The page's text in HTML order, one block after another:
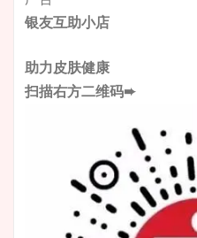
银友互助小店
助力皮肤健康
扫描右方二维码➨